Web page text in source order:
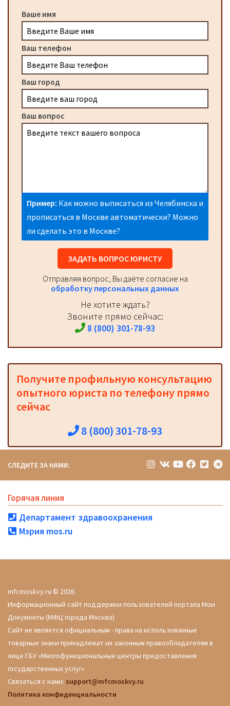
Ваше имя
Ваш телефон
Ваш город
Ваш вопрос
Пример: Как можно выписаться из Челябинска и
прописаться в Москве автоматически? Можно
ли сделать это в Москве?
ЗАДАТЬ ВОПРОС ЮРИСТУ
Отправляя вопрос, Вы даёте согласие на
обработку персональных данных
Не хотите ждать?
Звоните прямо сейчас:
8 (800) 301-78-93
Получите профильную консультацию
опытного юриста по телефону прямо
сейчас
8 (800) 301-78-93
СЛЕДИТЕ ЗА НАМИ:
Горячая линия
Департамент здравоохранения
Мэрия mos.ru
mfcmoskvy.ru © 2026
Информационный сайт поддержки пользователей портала Мои
Документы (МФЦ города Москва)
Сайт не является официальным - права на использованные
товарные знаки принадлежат их законным правообладателям в
лице ГБУ «Многофункциональные центры предоставления
государственных услуг»
Связаться с нами: support@mfcmoskvy.ru
Политика конфиденциальности